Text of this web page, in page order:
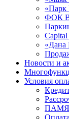
«Парк
ФОК
Capital
«Дана
Новости и
Условия